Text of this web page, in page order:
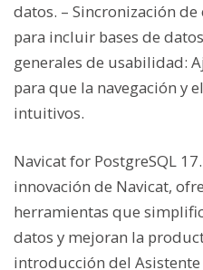
datos. – Sincronización
para incluir bases de
generales de usabilidad:
para que la navegación y
intuitivos.
Navicat for PostgreSQL
innovación de Navicat,
herramientas que
datos y mejoran la
introducción del